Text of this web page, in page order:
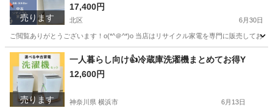
売ります
17,400円
北区 6月30日
ご閲覧ありがとうございます！o(*^＠^*)o 当店はリサイクル家電を専門に販売してお
東京 北区 キッチン家電 千葉 市川市 キッチン家電
取り付け
売ります
一人暮らし向け👍冷蔵庫洗濯機まとめてお得Y
12,600円
神奈川県 横浜市 6月13日